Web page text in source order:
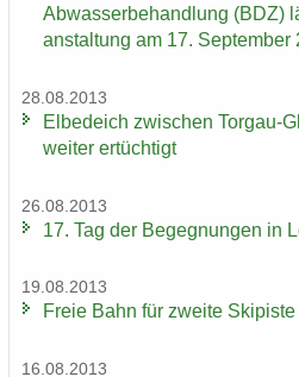
Ab­was­ser­be­hand­lung (BDZ)
an­stal­tung am 17. Sep­tem­ber
28.08.2013
El­be­deich zwi­schen Torgau-​
wei­ter er­tüch­tigt
26.08.2013
17. Tag der Be­geg­nun­gen in
19.08.2013
Freie Bahn für zwei­te
16.08.2013